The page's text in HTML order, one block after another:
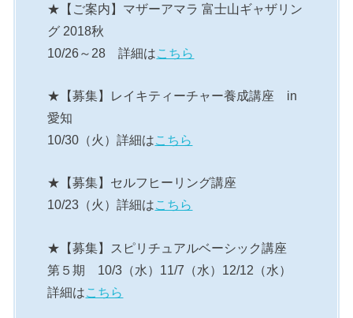
★【ご案内】マザーアマラ 富士山ギャザリン
グ 2018秋
10/26～28 詳細はこちら
★【募集】レイキティーチャー養成講座 in
愛知
10/30（火）詳細はこちら
★【募集】セルフヒーリング講座
10/23（火）詳細はこちら
★【募集】スピリチュアルベーシック講座
第５期 10/3（水）11/7（水）12/12（水）
詳細はこちら